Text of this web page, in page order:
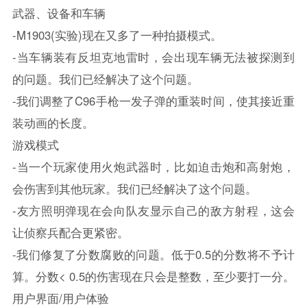
武器、设备和车辆
-M1903(实验)现在又多了一种拍摄模式。
-当车辆装有反坦克地雷时，会出现车辆无法被探测到
的问题。我们已经解决了这个问题。
-我们调整了C96手枪一发子弹的重装时间，使其接近重
装动画的长度。
游戏模式
-当一个玩家使用火炮武器时，比如迫击炮和高射炮，
会伤害到其他玩家。我们已经解决了这个问题。
-友方照明弹现在会向队友显示自己的敌方射程，这会
让侦察兵配合更紧密。
-我们修复了分数腐败的问题。低于0.5的分数将不予计
算。分数< 0.5的伤害现在只会是整数，至少要打一分。
用户界面/用户体验